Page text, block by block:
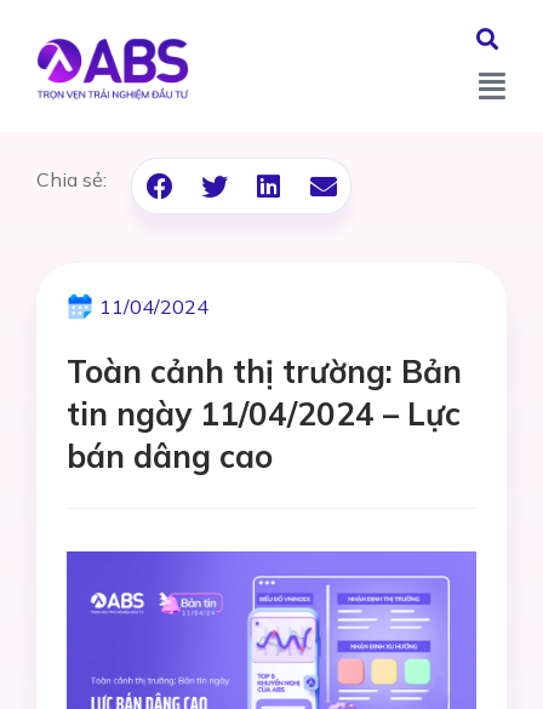
Chia sẻ:
11/04/2024
Toàn cảnh thị trường: Bản
tin ngày 11/04/2024 – Lực
bán dâng cao